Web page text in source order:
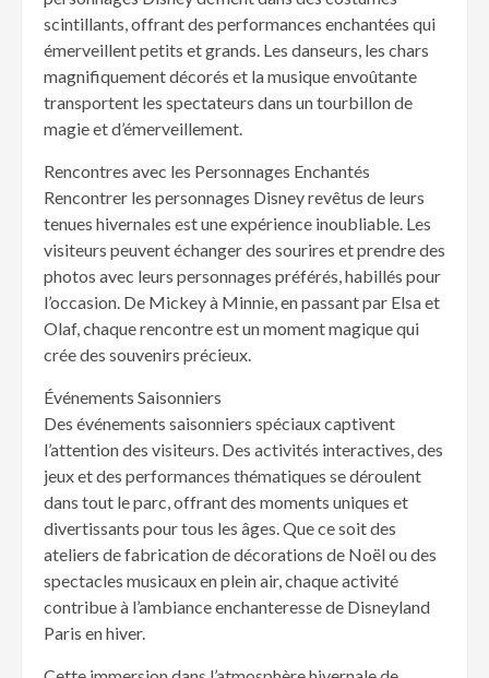
scintillants, offrant des performances enchantées qui
émerveillent petits et grands. Les danseurs, les chars
magnifiquement décorés et la musique envoûtante
transportent les spectateurs dans un tourbillon de
magie et d’émerveillement.
Rencontres avec les Personnages Enchantés
Rencontrer les personnages Disney revêtus de leurs
tenues hivernales est une expérience inoubliable. Les
visiteurs peuvent échanger des sourires et prendre des
photos avec leurs personnages préférés, habillés pour
l’occasion. De Mickey à Minnie, en passant par Elsa et
Olaf, chaque rencontre est un moment magique qui
crée des souvenirs précieux.
Événements Saisonniers
Des événements saisonniers spéciaux captivent
l’attention des visiteurs. Des activités interactives, des
jeux et des performances thématiques se déroulent
dans tout le parc, offrant des moments uniques et
divertissants pour tous les âges. Que ce soit des
ateliers de fabrication de décorations de Noël ou des
spectacles musicaux en plein air, chaque activité
contribue à l’ambiance enchanteresse de Disneyland
Paris en hiver.